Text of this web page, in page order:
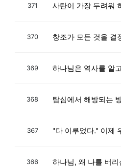
371 사탄이 가장 두려워
370 창조가 모든 것을 결
369 하나님은 역사를 알
368 탐심에서 해방되는
367 "다 이루었다." 이제
366 하나님, 왜 나를 버리